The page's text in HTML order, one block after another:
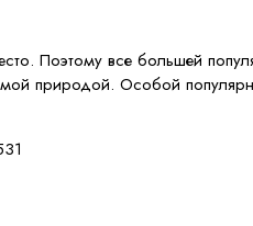
Поэтому все большей
природой. Особой